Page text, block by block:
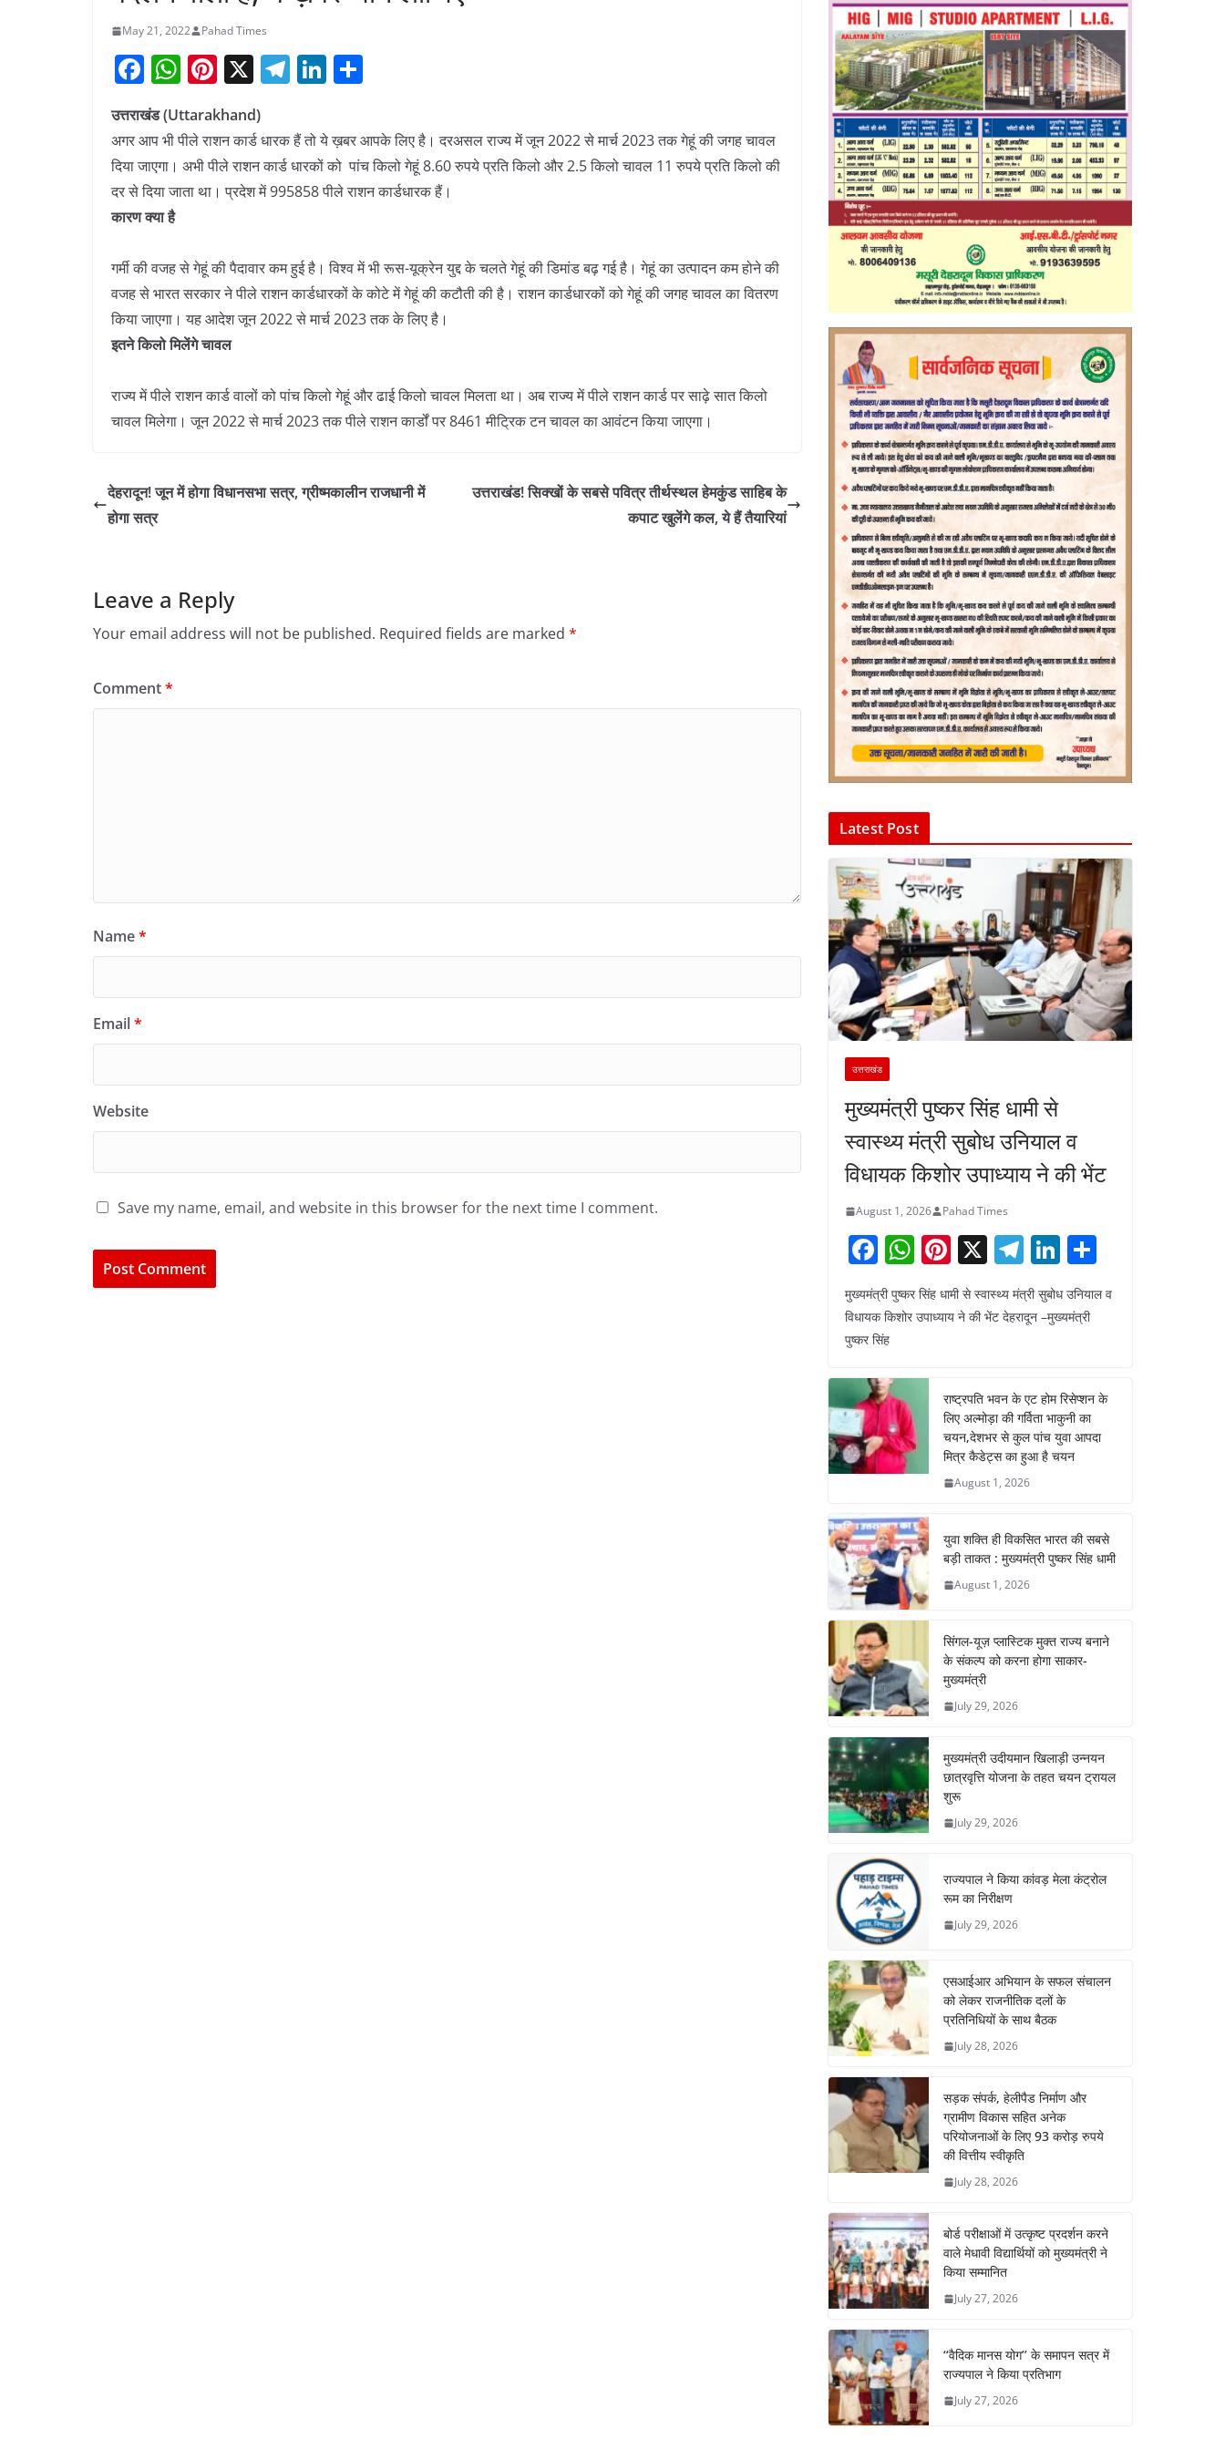
May 21, 2022 Pahad Times
F
a
c
e
b
o
k
W
at
s
A
Pi
nt
er
e
st
X T
e
gr
a
Li
k
e
dI
ar
e
उत्तराखंड (Uttarakhand)
अगर आप भी पीले राशन कार्ड धारक हैं तो ये ख़बर आपके लिए है। दरअसल राज्य में जून 2022 से मार्च 2023 तक गेहूं की जगह चावल
दिया जाएगा। अभी पीले राशन कार्ड धारकों को पांच किलो गेहूं 8.60 रुपये प्रति किलो और 2.5 किलो चावल 11 रुपये प्रति किलो की
दर से दिया जाता था। प्रदेश में 995858 पीले राशन कार्डधारक हैं।
कारण क्या है
गर्मी की वजह से गेहूं की पैदावार कम हुई है। विश्व में भी रूस-यूक्रेन युद्द के चलते गेहूं की डिमांड बढ़ गई है। गेहूं का उत्पादन कम होने की
वजह से भारत सरकार ने पीले राशन कार्डधारकों के कोटे में गेहूं की कटौती की है। राशन कार्डधारकों को गेहूं की जगह चावल का वितरण
किया जाएगा। यह आदेश जून 2022 से मार्च 2023 तक के लिए है।
इतने किलो मिलेंगे चावल
राज्य में पीले राशन कार्ड वालों को पांच किलो गेहूं और ढाई किलो चावल मिलता था। अब राज्य में पीले राशन कार्ड पर साढ़े सात किलो
चावल मिलेगा। जून 2022 से मार्च 2023 तक पीले राशन कार्डों पर 8461 मीट्रिक टन चावल का आवंटन किया जाएगा।
देहरादून! जून में होगा विधानसभा सत्र, ग्रीष्मकालीन राजधानी में
होगा सत्र
उत्तराखंड! सिक्खों के सबसे पवित्र तीर्थस्थल हेमकुंड साहिब के
कपाट खुलेंगे कल, ये हैं तैयारियां
Leave a Reply
Your email address will not be published. Required fields are marked *
Comment*
Name*
Email*
Website
Save my name, email, and website in this browser for the next time I comment.
Latest Post
उत्तराखंड
मुख्यमंत्री पुष्कर सिंह धामी से
स्वास्थ्य मंत्री सुबोध उनियाल व
विधायक किशोर उपाध्याय ने की भेंट
August 1, 2026 Pahad Times
F
a
c
e
o
o
k
W
h
at
p
Pi
nt
er
X T
el
e
gr
m
Li
n
k
n
ar
मुख्यमंत्री पुष्कर सिंह धामी से स्वास्थ्य मंत्री सुबोध उनियाल व
विधायक किशोर उपाध्याय ने की भेंट देहरादून –मुख्यमंत्री
पुष्कर सिंह
राष्ट्रपति भवन के एट होम रिसेप्शन के
लिए अल्मोड़ा की गर्विता भाकुनी का
चयन,देशभर से कुल पांच युवा आपदा
मित्र कैडेट्स का हुआ है चयन
August 1, 2026
युवा शक्ति ही विकसित भारत की सबसे
बड़ी ताकत : मुख्यमंत्री पुष्कर सिंह धामी
August 1, 2026
सिंगल-यूज़ प्लास्टिक मुक्त राज्य बनाने
के संकल्प को करना होगा साकार-
मुख्यमंत्री
July 29, 2026
मुख्यमंत्री उदीयमान खिलाड़ी उन्नयन
छात्रवृत्ति योजना के तहत चयन ट्रायल
शुरू
July 29, 2026
राज्यपाल ने किया कांवड़ मेला कंट्रोल
रूम का निरीक्षण
July 29, 2026
एसआईआर अभियान के सफल संचालन
को लेकर राजनीतिक दलों के
प्रतिनिधियों के साथ बैठक
July 28, 2026
सड़क संपर्क, हेलीपैड निर्माण और
ग्रामीण विकास सहित अनेक
परियोजनाओं के लिए 93 करोड़ रुपये
की वित्तीय स्वीकृति
July 28, 2026
बोर्ड परीक्षाओं में उत्कृष्ट प्रदर्शन करने
वाले मेधावी विद्यार्थियों को मुख्यमंत्री ने
किया सम्मानित
July 27, 2026
‘‘वैदिक मानस योग’’ के समापन सत्र में
राज्यपाल ने किया प्रतिभाग
July 27, 2026